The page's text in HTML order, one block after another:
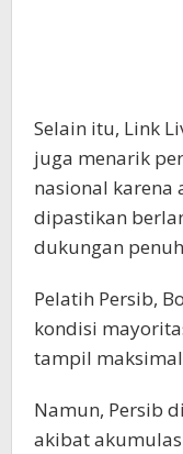
Selain itu, Link
juga menarik
nasional karena
dipastikan
dukungan
Pelatih Persib,
kondisi
tampil
Namun, Persib
akibat